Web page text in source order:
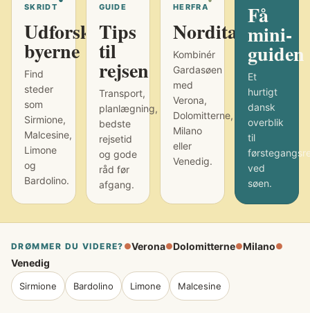
SKRIDT
Udforsk
byerne
Find
steder
som
Sirmione,
Malcesine,
Limone
og
Bardolino.
GUIDE
Tips
til
rejsen
Transport,
planlægning,
bedste
rejsetid
og gode
råd før
afgang.
HERFRA
Norditalien
Kombinér
Gardasøen
med
Verona,
Dolomitterne,
Milano
eller
Venedig.
Få
mini-
guiden
Et
hurtigt
dansk
overblik
til
ved
søen.
DRØMMER DU VIDERE? ●Verona●Dolomitterne●Milano●
Venedig
Sirmione Bardolino Limone Malcesine